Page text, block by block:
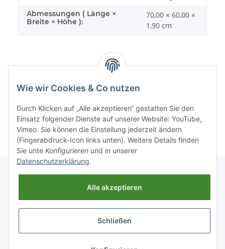
Abmessungen ( Länge ×
Breite × Höhe ):
70,00 × 60,00 ×
1,90 cm
Sonstiges
Gesetzliche Informationen
Wie wir Cookies & Co nutzen
Durch Klicken auf „Alle akzeptieren“ gestatten Sie den
Einsatz folgender Dienste auf unserer Website: YouTube,
Vimeo. Sie können die Einstellung jederzeit ändern
(Fingerabdruck-Icon links unten). Weitere Details finden
Sie unte Konfigurieren und in unserer
Datenschutzerklärung.
Alle akzeptieren
Schließen